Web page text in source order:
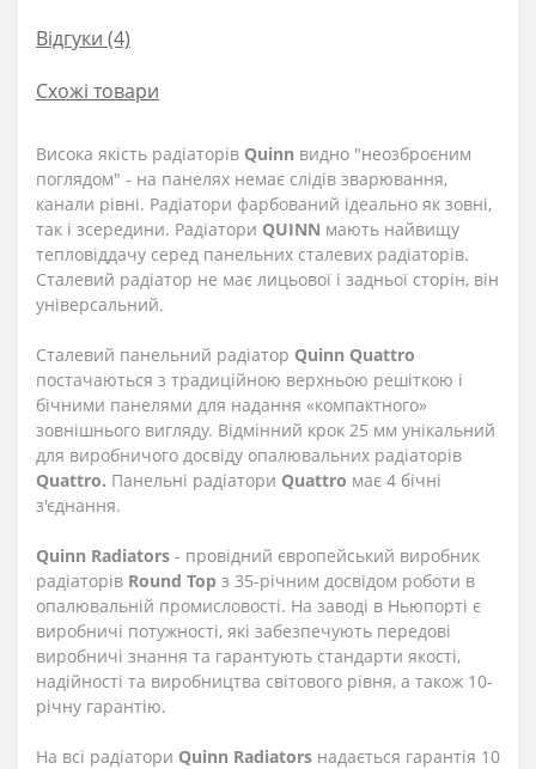
Відгуки (4)
Схожі товари
Висока якість радіаторів Quinn видно "неозброєним
поглядом" - на панелях немає слідів зварювання,
канали рівні. Радіатори фарбований ідеально як зовні,
так і зсередини. Радіатори QUINN мають найвищу
тепловіддачу серед панельних сталевих радіаторів.
Сталевий радіатор не має лицьової і задньої сторін, він
універсальний.
Сталевий панельний радіатор Quinn Quattro
постачаються з традиційною верхньою решіткою і
бічними панелями для надання «компактного»
зовнішнього вигляду. Відмінний крок 25 мм унікальний
для виробничого досвіду опалювальних радіаторів
Quattro. Панельні радіатори Quattro має 4 бічні
з'єднання.
Quinn Radiators - провідний європейський виробник
радіаторів Round Top з 35-річним досвідом роботи в
опалювальній промисловості. На заводі в Ньюпорті є
виробничі потужності, які забезпечують передові
виробничі знання та гарантують стандарти якості,
надійності та виробництва світового рівня, а також 10-
річну гарантію.
На всі радіатори Quinn Radiators надається гарантія 10